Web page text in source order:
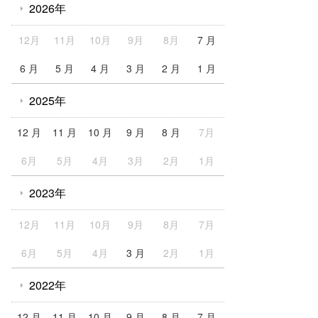
2026年
12月 11月 10月 9月 8月 7 月
6 月 5 月 4 月 3 月 2 月 1 月
2025年
12 月 11 月 10 月 9 月 8 月 7月
6月 5月 4月 3月 2月 1月
2023年
12月 11月 10月 9月 8月 7月
6月 5月 4月 3 月 2月 1月
2022年